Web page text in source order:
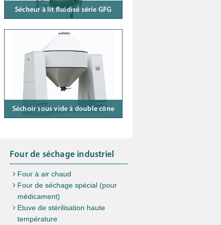
Sécheur à lit fluidisé série GFG
Séchoir sous vide à double cône
Four de séchage industriel
Four à air chaud
Four de séchage spécial (pour
médicament)
Etuve de stérilisation haute
température